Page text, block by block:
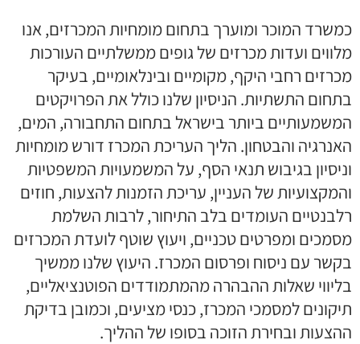
כמשרד המוכר ומוערך בתחום מומחיות המכרזים, אנו
מלווים ועדות מכרזים של גופים ממשלתיים העורכות
מכרזים רחבי היקף, מקומיים ובינלאומיים, בעיקר
בתחום התשתיות. הניסיון שלנו כולל את הפרויקטים
המשמעותיים ביותר בישראל בתחום התחבורה, המים,
האנרגיה והבטחון. הליך העריכת המכרז דורש מומחיות
וניסיון בגיבוש תנאי הסף, על המשמעויות המשפטיות
והמקצועיות של העניין, עריכת הזמנות להצעות, חוזים
רלבנטיים העומדים בלב התיחור, לרבות השלמת
מסמכים ומפרטים טכניים, ויעוץ שוטף לועדת המכרזים
בקשר עם ניסוח ופרסום המכרז. היעוץ שלנו ממשיך
בליווי שאלות ההבהרה מהמתמודדים הפוטנציאליים,
תיקונים למסמכי המכרז, כנסי מציעים, וכמובן בדיקת
ההצעות ובחירת הזוכה בסופו של ההליך.